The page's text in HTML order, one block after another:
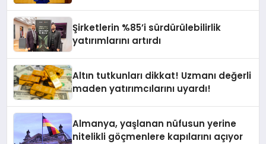
Şirketlerin %85’i sürdürülebilirlik
yatırımlarını artırdı
Altın tutkunları dikkat! Uzmanı değerli
maden yatırımcılarını uyardı!
Almanya, yaşlanan nüfusun yerine
nitelikli göçmenlere kapılarını açıyor